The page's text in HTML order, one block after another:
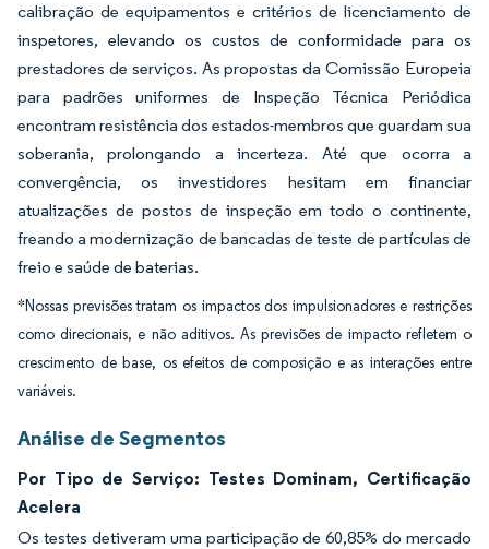
calibração de equipamentos e critérios de licenciamento de
inspetores, elevando os custos de conformidade para os
prestadores de serviços. As propostas da Comissão Europeia
para padrões uniformes de Inspeção Técnica Periódica
encontram resistência dos estados-membros que guardam sua
soberania, prolongando a incerteza. Até que ocorra a
convergência, os investidores hesitam em financiar
atualizações de postos de inspeção em todo o continente,
freando a modernização de bancadas de teste de partículas de
freio e saúde de baterias.
*Nossas previsões tratam os impactos dos impulsionadores e restrições
como direcionais, e não aditivos. As previsões de impacto refletem o
crescimento de base, os efeitos de composição e as interações entre
variáveis.
Análise de Segmentos
Por Tipo de Serviço: Testes Dominam, Certificação
Acelera
Os testes detiveram uma participação de 60,85% do mercado